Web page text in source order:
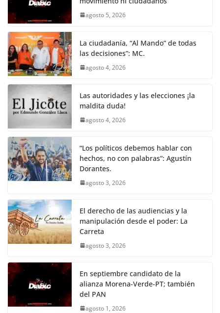
agosto 5, 2026
La ciudadanía, “Al Mando” de todas
las decisiones”: MC.
agosto 4, 2026
Las autoridades y las elecciones ¡la
maldita duda!
agosto 4, 2026
“Los políticos debemos hablar con
hechos, no con palabras”: Agustín
Dorantes.
agosto 3, 2026
El derecho de las audiencias y la
manipulación desde el poder: La
Carreta
agosto 3, 2026
En septiembre candidato de la
alianza Morena-Verde-PT; también
del PAN
agosto 1, 2026